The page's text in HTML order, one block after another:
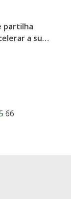
partilha
a sua
66